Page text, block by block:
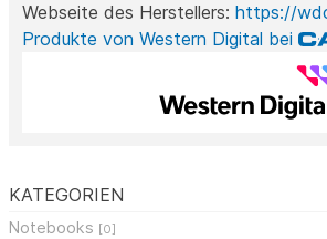
KATEGORIEN
Notebooks [0]
Webseite des Herstellers: https://
Produkte von Western Digital bei